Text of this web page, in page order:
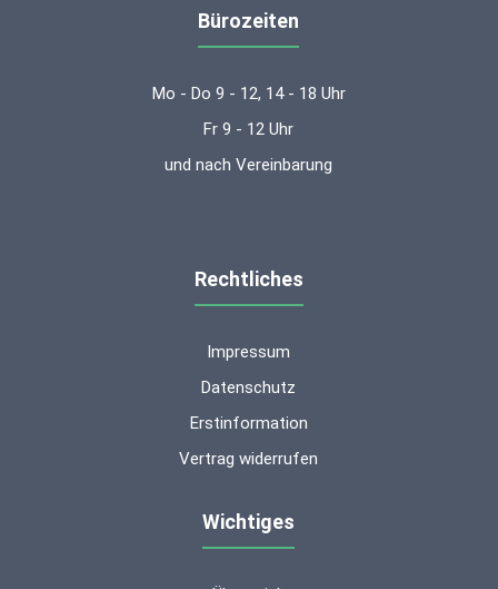
Bürozeiten
Mo - Do 9 - 12, 14 - 18 Uhr
Fr 9 - 12 Uhr
und nach Vereinbarung
Rechtliches
Impressum
Datenschutz
Erstinformation
Vertrag widerrufen
Wichtiges